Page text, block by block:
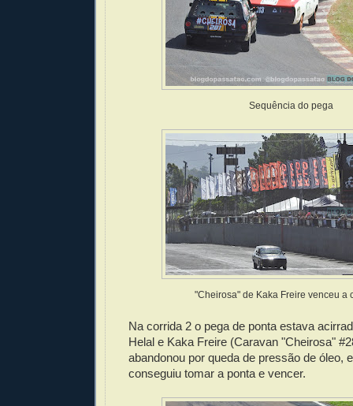
Sequência do pega
"Cheirosa" de Kaka Freire venceu a
Na corrida 2 o pega de ponta estava
Helal e Kaka Freire (Caravan "Cheirosa"
abandonou por queda de pressão de óleo,
conseguiu tomar a ponta e vencer.